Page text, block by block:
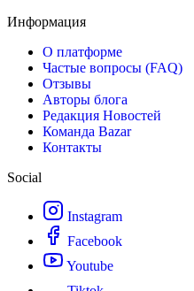
Информация
О платформе
Частые вопросы (FAQ)
Отзывы
Авторы блога
Редакция Новостей
Команда Bazar
Контакты
Social
Instagram
Facebook
Youtube